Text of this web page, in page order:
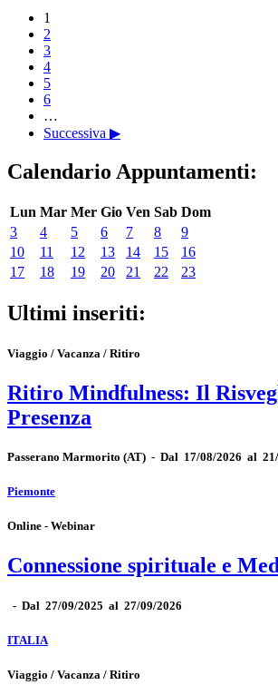
1
2
3
4
5
6
…
Successiva ▶
Calendario Appuntamenti:
Lun Mar Mer Gio Ven Sab Dom
3
4 5 6 7 8
9
10
11 12 13 14 15
16
17
18 19 20 21 22 23
Ultimi inseriti:
Viaggio / Vacanza / Ritiro
Ritiro Mindfulness: Il
Presenza
Passerano Marmorito (AT) - Dal 17/08/2026 al
Piemonte
Online - Webinar
Connessione spirituale e
- Dal 27/09/2025 al 27/09/2026
ITALIA
Viaggio / Vacanza / Ritiro